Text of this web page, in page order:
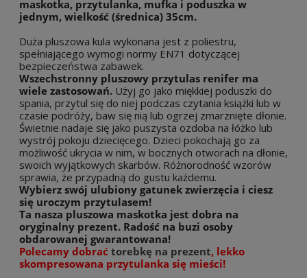
maskotka, przytulanka, mufka i poduszka w
jednym, wielkość (średnica) 35cm.
Duża pluszowa kula wykonana jest z poliestru,
spełniającego wymogi normy EN71 dotyczącej
bezpieczeństwa zabawek.
Wszechstronny pluszowy przytulas renifer ma
wiele zastosowań. Użyj go jako miękkiej poduszki do
spania, przytul się do niej podczas czytania książki lub w
czasie podróży, baw się nią lub ogrzej zmarznięte dłonie.
Świetnie nadaje się jako puszysta ozdoba na łóżko lub
wystrój pokoju dziecięcego. Dzieci pokochają go za
możliwość ukrycia w nim, w bocznych otworach na dłonie,
swoich wyjątkowych skarbów. Różnorodność wzorów
sprawia, że przypadną do gustu każdemu.
Wybierz swój ulubiony gatunek zwierzęcia i ciesz
się uroczym przytulasem!
Ta nasza pluszowa maskotka jest dobra na
oryginalny prezent. Radość na buzi osoby
obdarowanej gwarantowana!
Polecamy dobrać torebkę na prezent, lekko
skompresowana przytulanka się mieści!